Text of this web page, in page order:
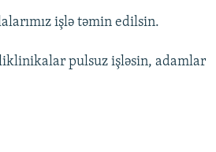
işlə təmin edilsin.
pulsuz işləsin, adamlar